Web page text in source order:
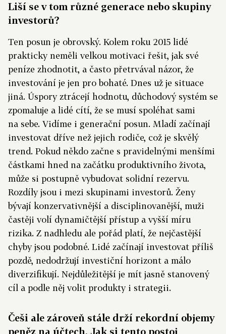
Liší se v tom různé generace nebo skupiny
investorů?
Ten posun je obrovský. Kolem roku 2015 lidé
prakticky neměli velkou motivaci řešit, jak své
peníze zhodnotit, a často přetrvával názor, že
investování je jen pro bohaté. Dnes už je situace
jiná. Úspory ztrácejí hodnotu, důchodový systém se
zpomaluje a lidé cítí, že se musí spoléhat sami
na sebe. Vidíme i generační posun. Mladí začínají
investovat dříve než jejich rodiče, což je skvělý
trend. Pokud někdo začne s pravidelnými menšími
částkami hned na začátku produktivního života,
může si postupně vybudovat solidní rezervu.
Rozdíly jsou i mezi skupinami investorů. Ženy
bývají konzervativnější a disciplinovanější, muži
častěji volí dynamičtější přístup a vyšší míru
rizika. Z nadhledu ale pořád platí, že nejčastější
chyby jsou podobné. Lidé začínají investovat příliš
pozdě, nedodržují investiční horizont a málo
diverzifikují. Nejdůležitější je mít jasně stanovený
cíl a podle něj volit produkty i strategii.
Češi ale zároveň stále drží rekordní objemy
peněz na účtech. Jak si tento postoj